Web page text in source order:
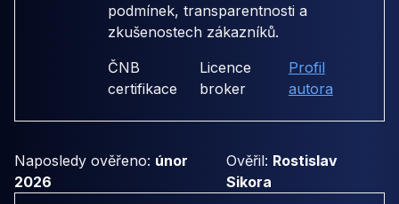
podmínek, transparentnosti a
zkušenostech zákazníků.
ČNB
certifikace
Licence
broker
Profil
autora
Naposledy ověřeno: únor
2026
Ověřil: Rostislav
Sikora